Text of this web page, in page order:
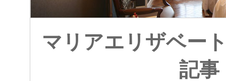
マリアエリザベー
記事